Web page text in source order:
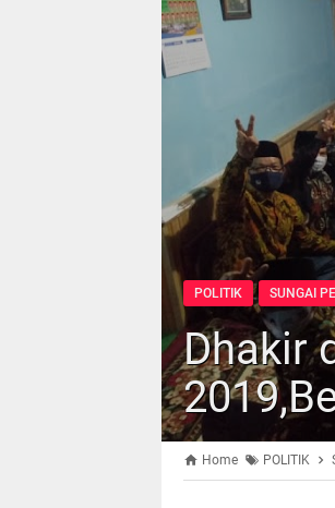
POLITIK SUNGAI
Dhakir
Home POLITIK